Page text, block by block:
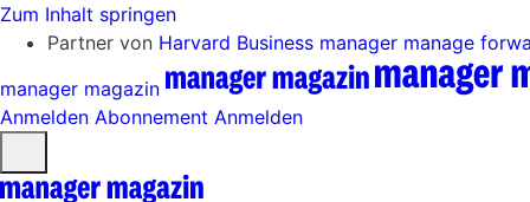
Zum Inhalt springen
Partner von Harvard Business manager manage
manager magazin
Anmelden Abonnement Anmelden
öffnen